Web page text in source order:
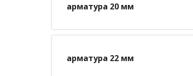
арматура 20 мм
арматура 22 мм